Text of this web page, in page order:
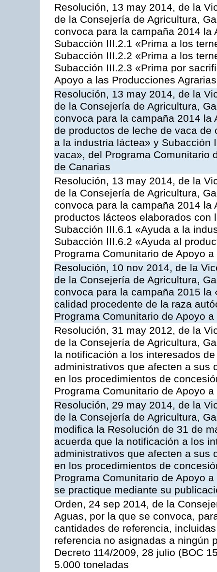
Resolución, 13 may 2014, de la
de la Consejería de Agricultura,
convoca para la campaña 2014
Subacción III.2.1 «Prima a los
Subacción III.2.2 «Prima a los
Subacción III.2.3 «Prima por
Apoyo a las Producciones
Resolución, 13 may 2014, de la
de la Consejería de Agricultura,
convoca para la campaña 2014
de productos de leche de vaca
a la industria láctea» y Subacción
vaca», del Programa Comunitario
de Canarias
Resolución, 13 may 2014, de la
de la Consejería de Agricultura,
convoca para la campaña 2014
productos lácteos elaborados
Subacción III.6.1 «Ayuda a la
Subacción III.6.2 «Ayuda al
Programa Comunitario de Apoyo
Resolución, 10 nov 2014, de la
de la Consejería de Agricultura,
convoca para la campaña 2015
calidad procedente de la raza
Programa Comunitario de Apoyo
Resolución, 31 may 2012, de la
de la Consejería de Agricultura,
la notificación a los interesados
administrativos que afecten a sus
en los procedimientos de
Programa Comunitario de Apoyo
Resolución, 29 may 2014, de la
de la Consejería de Agricultura,
modifica la Resolución de 31 de
acuerda que la notificación a los
administrativos que afecten a sus
en los procedimientos de
Programa Comunitario de Apoyo
se practique mediante su
Orden, 24 sep 2014, de la
Aguas, por la que se convoca,
cantidades de referencia,
referencia no asignadas a ningún
Decreto 114/2009, 28 julio (BOC
5.000 toneladas